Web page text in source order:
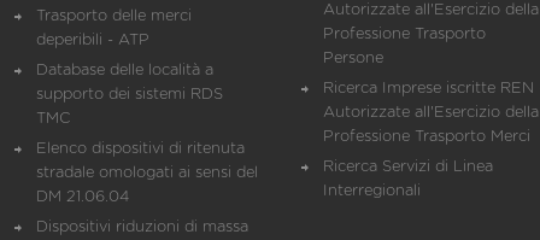
Trasporto delle merci
deperibili - ATP
Database delle località a
supporto dei sistemi RDS
TMC
Elenco dispositivi di ritenuta
stradale omologati ai sensi del
DM 21.06.04
Dispositivi riduzioni di massa
Autorizzate all'Esercizio della
Professione Trasporto
Persone
Ricerca Imprese iscritte REN
Autorizzate all'Esercizio della
Professione Trasporto Merci
Ricerca Servizi di Linea
Interregionali